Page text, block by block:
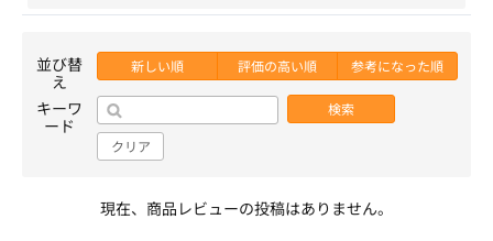
並び替
え
新しい順 評価の高い順 参考になった順
キーワ
ード
検索
クリア
現在、商品レビューの投稿はありません。